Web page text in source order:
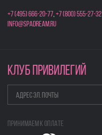
+7 (495) 666-20-77,+7 (800) 555-27-32
info@spadream.ru
КЛУБ ПРИВИЛЕГИЙ
Принимаем к оплате